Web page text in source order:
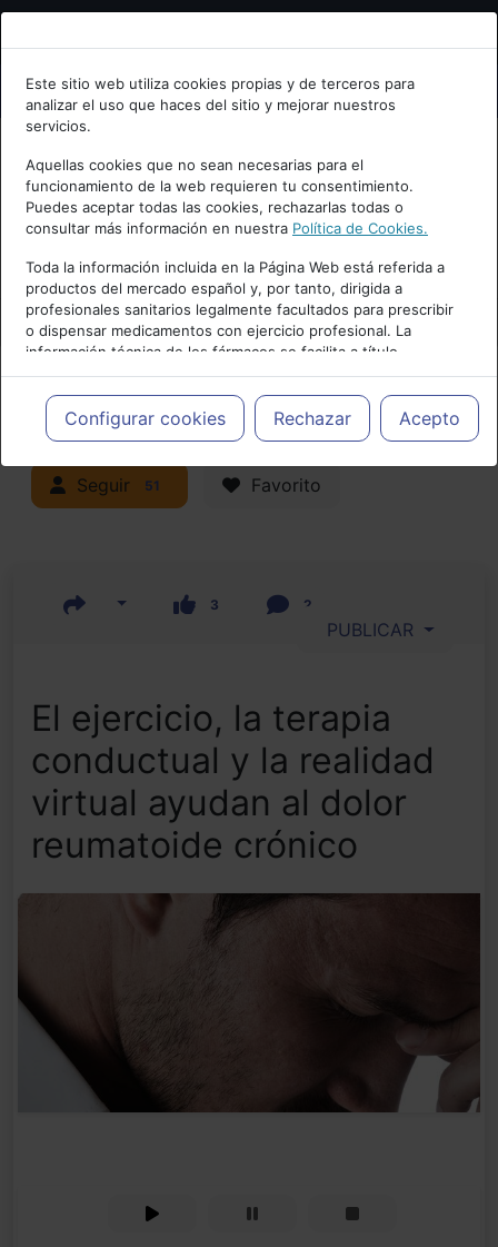
Bienvenid@ a psiquiatria.com
Escribe tu Email
Accede o regístrate con tu email.
Cancelar
Este sitio web utiliza cookies propias y de terceros para
analizar el uso que haces del sitio y mejorar nuestros
servicios.
Aquellas cookies que no sean necesarias para el
funcionamiento de la web requieren tu consentimiento.
Puedes aceptar todas las cookies, rechazarlas todas o
consultar más información en nuestra Política de Cookies.
Toda la información incluida en la Página Web está referida a
productos del mercado español y, por tanto, dirigida a
profesionales sanitarios legalmente facultados para prescribir
o dispensar medicamentos con ejercicio profesional. La
información técnica de los fármacos se facilita a título
meramente informativo, siendo responsabilidad de los
profesionales facultados prescribir medicamentos y decidir, en
cada caso concreto, el tratamiento más adecuado a las
necesidades del paciente.
Configurar cookies Rechazar Acepto
Actualidad y Artículos|
Neuropsiquiatría y Neurología
Seguir 51 Favorito
3 2
PUBLICAR
El ejercicio, la terapia
conductual y la realidad
virtual ayudan al dolor
reumatoide crónico